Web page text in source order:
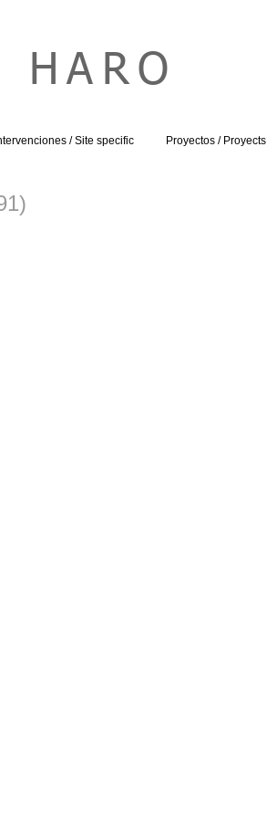
HARO
/ Site specific Proyectos / Proyects